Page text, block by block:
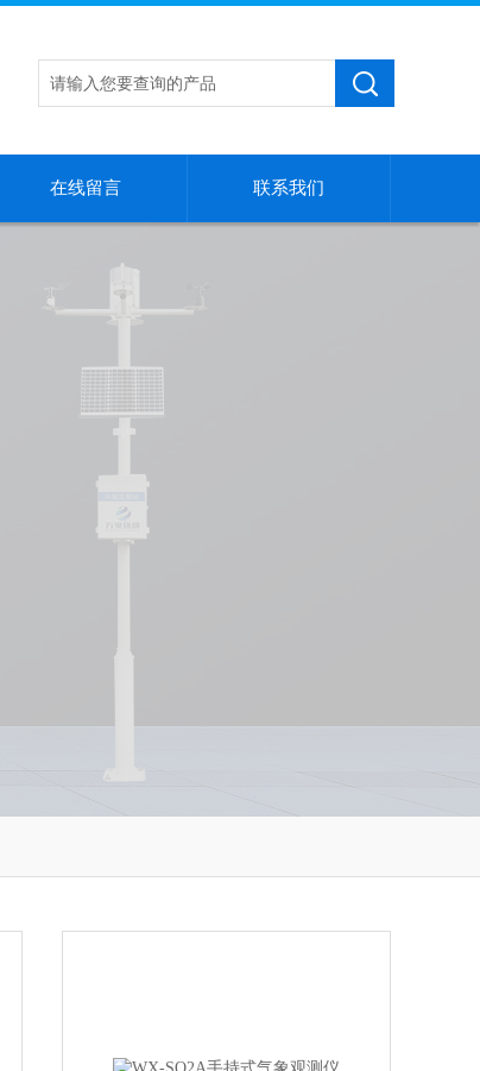
在线留言 联系我们